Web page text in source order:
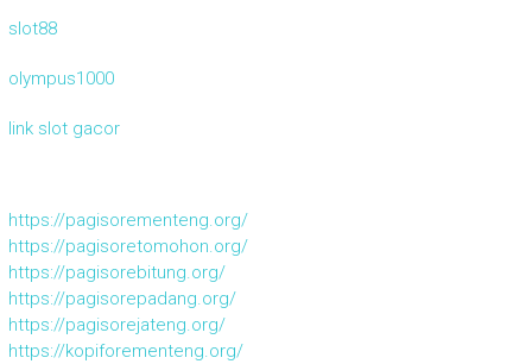
slot88
olympus1000
link slot gacor
https://pagisorementeng.org/
https://pagisoretomohon.org/
https://pagisorebitung.org/
https://pagisorepadang.org/
https://pagisorejateng.org/
https://kopiforementeng.org/